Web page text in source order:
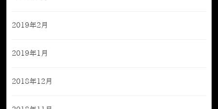
2019年2月
2019年1月
2018年12月